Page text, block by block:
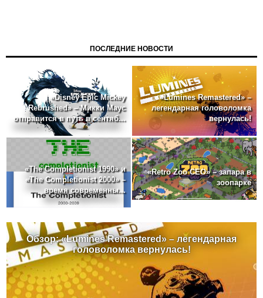
ПОСЛЕДНИЕ НОВОСТИ
«Disney Epic Mickey
Rebrushed» – Микки Маус
отправится в путь в сентяб...
«Lumines Remastered» –
легендарная головоломка
вернулась!
«The Completionist 1990» и
«The Completionist 2000» –
время современны...
«Retro Zoo CEO» – запара в
зоопарке
Обзор: «Lumines Remastered» – легендарная
головоломка вернулась!